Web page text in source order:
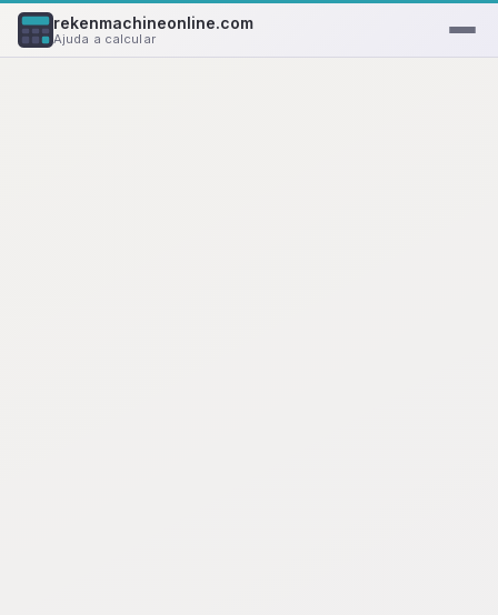
rekenmachineonline.com
Ajuda a calcular